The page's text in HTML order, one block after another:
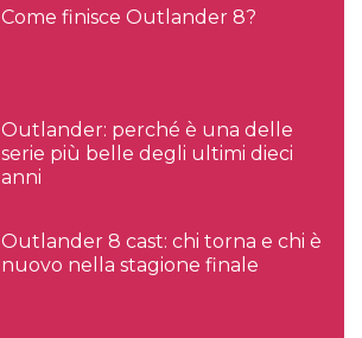
Come finisce Outlander 8?
Outlander: perché è una delle
serie più belle degli ultimi dieci
anni
Outlander 8 cast: chi torna e chi è
nuovo nella stagione finale